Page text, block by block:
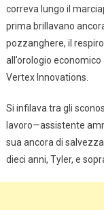
correva lungo il
prima brillavano
pozzanghere, il
all’orologio
Vertex Innovations.
Si infilava tra gli
lavoro—assistente
sua ancora di
dieci anni, Tyler, e